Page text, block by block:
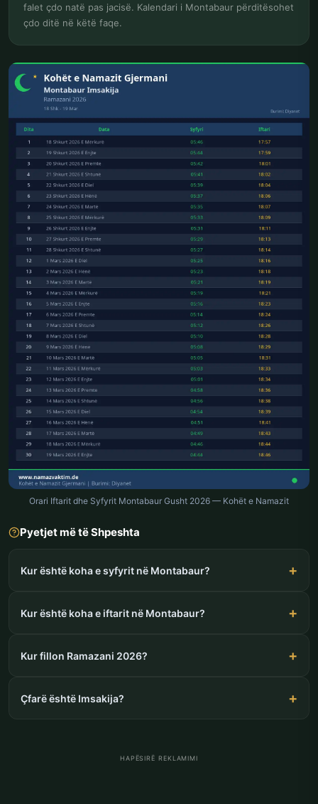
falet çdo natë pas jacisë. Kalendari i Montabaur përditësohet
çdo ditë në këtë faqe.
Orari Iftarit dhe Syfyrit Montabaur Gusht 2026 — Kohët e Namazit
Pyetjet më të Shpeshta
Kur është koha e syfyrit në Montabaur?
Kur është koha e iftarit në Montabaur?
Kur fillon Ramazani 2026?
Çfarë është Imsakija?
HAPËSIRË REKLAMIMI